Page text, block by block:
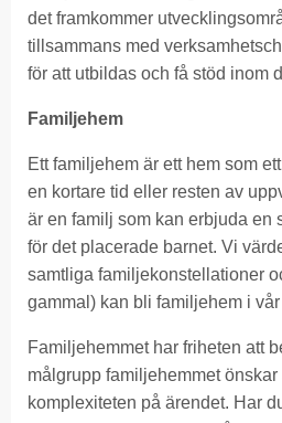
det framkommer
tillsammans med
för att utbildas och få stöd inom
Familjehem
Ett familjehem är ett hem som
en kortare tid eller resten av
är en familj som kan erbjuda en
för det placerade barnet. Vi
samtliga familjekonstellationer
gammal) kan bli familjehem i
Familjehemmet har friheten att
målgrupp familjehemmet önskar
komplexiteten på ärendet. Har